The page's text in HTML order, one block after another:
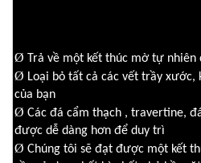
Ø Trả về một kết thúc mờ tự
Ø Loại bỏ tất cả các vết trầy
của bạn
Ø Các đá cẩm thạch , travertine,
được dễ dàng hơn để duy trì
Ø Chúng tôi sẽ đạt được một kết